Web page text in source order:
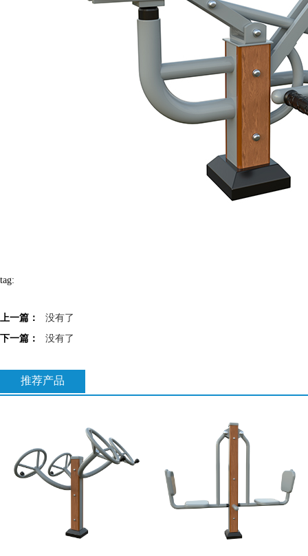
tag:
上一篇：
没有了
下一篇：
没有了
推荐产品